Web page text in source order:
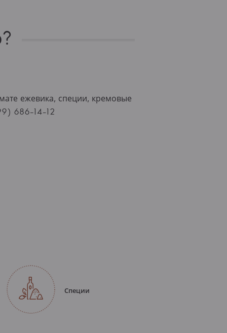
ежевика, специи, кремовые
686-14-12
Специи